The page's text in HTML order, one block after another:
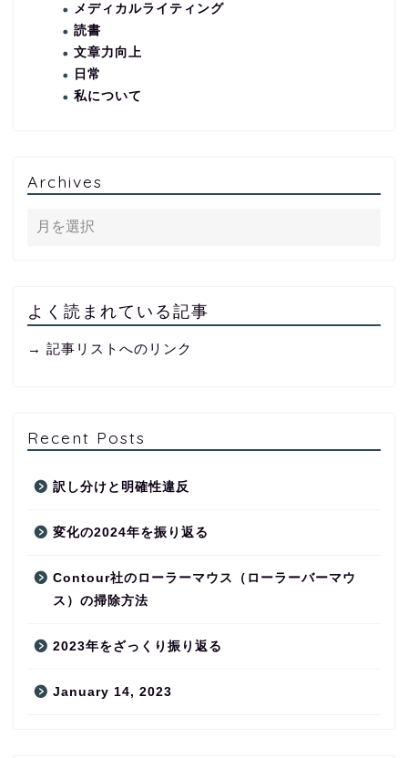
メディカルライティング
読書
文章力向上
日常
私について
Archives
よく読まれている記事
→ 記事リストへのリンク
Recent Posts
訳し分けと明確性違反
変化の2024年を振り返る
Contour社のローラーマウス（ローラーバーマウ
ス）の掃除方法
2023年をざっくり振り返る
January 14, 2023